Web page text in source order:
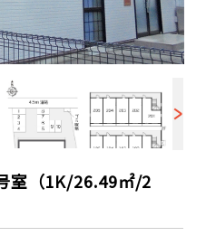
室（1K/26.49㎡/2